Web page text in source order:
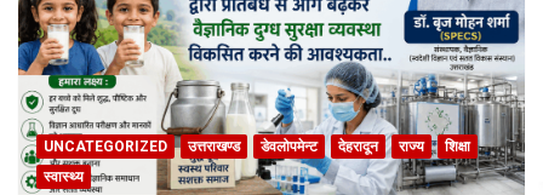
UNCATEGORIZED उत्तराखण्ड डेवलोपमेन्ट देहरादून राज्य
शिक्षा
स्वास्थ्य